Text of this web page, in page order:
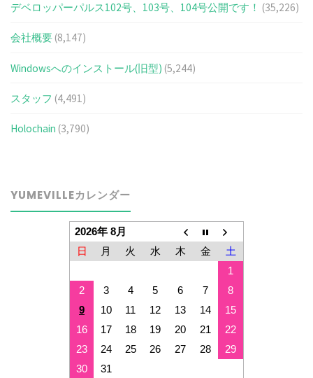
デベロッパーパルス102号、103号、104号公開です！ (35,226)
会社概要 (8,147)
Windowsへのインストール(旧型) (5,244)
スタッフ (4,491)
Holochain (3,790)
YUMEVILLEカレンダー
2026年 8月
日
月 火 水 木 金
土
1
2
3 4 5 6 7
8
9
10 11 12 13 14
15
16
17 18 19 20 21
22
23
24 25 26 27 28
29
30
31